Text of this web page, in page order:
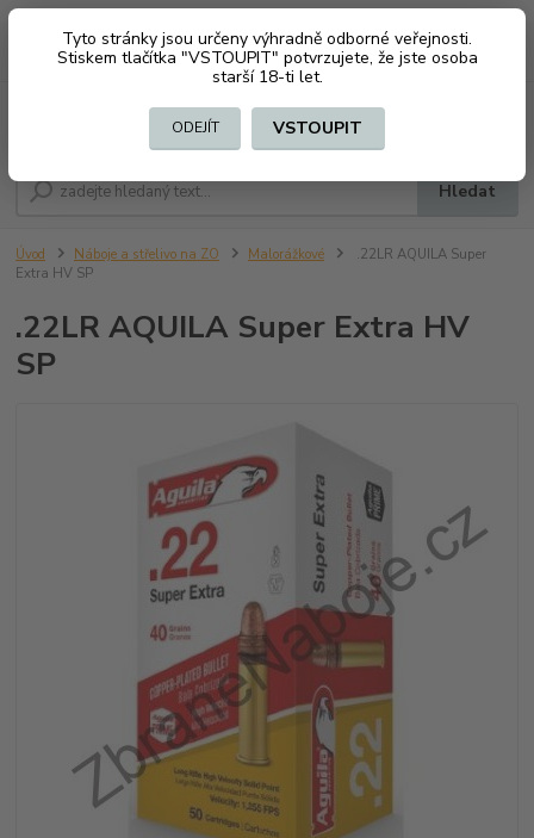
Tyto stránky jsou určeny výhradně odborné veřejnosti.
Stiskem tlačítka "VSTOUPIT" potvrzujete, že jste osoba
starší 18-ti let.
ODEJÍT VSTOUPIT
CZK
Hledat
+420 603794370 za0 Kč
Úvod Náboje a střelivo na ZO Malorážkové
.22LR AQUILA Super
Extra HV SP
.22LR AQUILA Super Extra HV
SP